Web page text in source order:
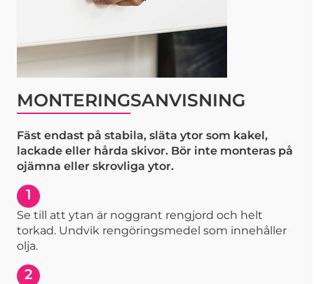
MONTERINGSANVISNING
Fäst endast på stabila, släta ytor som kakel,
lackade eller hårda skivor. Bör inte monteras på
ojämna eller skrovliga ytor.
1
Se till att ytan är noggrant rengjord och helt
torkad. Undvik rengöringsmedel som innehåller
olja.
2